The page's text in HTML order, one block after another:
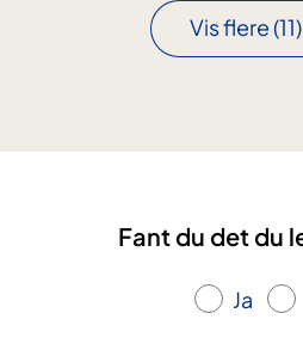
k
n
r
d
t
Vis flere(11)
Fant du det du
Ja